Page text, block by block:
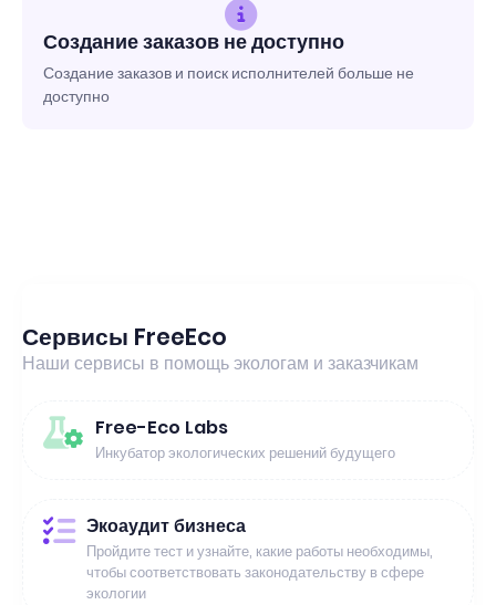
Создание заказов не доступно
Создание заказов и поиск исполнителей больше не
доступно
Сервисы FreeEco
Наши сервисы в помощь экологам и заказчикам
Free-Eco Labs
Инкубатор экологических решений будущего
Экоаудит бизнеса
Пройдите тест и узнайте, какие работы необходимы,
чтобы соответствовать законодательству в сфере
экологии